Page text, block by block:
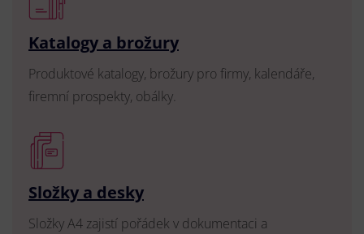
Katalogy a brožury
Produktové katalogy, brožury pro firmy, kalendáře,
firemní prospekty, obálky.
Složky a desky
Složky A4 zajistí pořádek v dokumentaci a